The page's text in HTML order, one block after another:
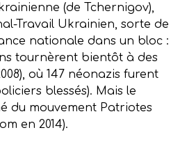
(de Tchernigov),
Travail Ukrainien, sorte de
nationale dans un bloc :
tournèrent bientôt à des
où 147 néonazis furent
blessés). Mais le
du mouvement Patriotes
en 2014).